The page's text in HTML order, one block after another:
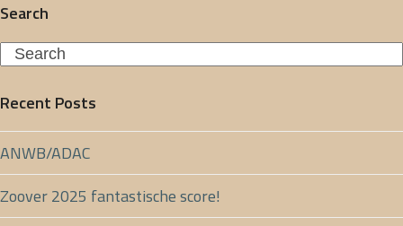
Search
Search
Recent Posts
ANWB/ADAC
Zoover 2025 fantastische score!